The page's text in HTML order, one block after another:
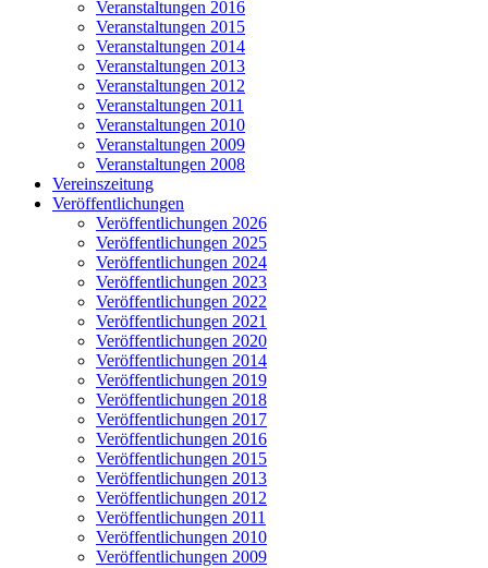
Veranstaltungen 2016
Veranstaltungen 2015
Veranstaltungen 2014
Veranstaltungen 2013
Veranstaltungen 2012
Veranstaltungen 2011
Veranstaltungen 2010
Veranstaltungen 2009
Veranstaltungen 2008
Vereinszeitung
Veröffentlichungen
Veröffentlichungen 2026
Veröffentlichungen 2025
Veröffentlichungen 2024
Veröffentlichungen 2023
Veröffentlichungen 2022
Veröffentlichungen 2021
Veröffentlichungen 2020
Veröffentlichungen 2014
Veröffentlichungen 2019
Veröffentlichungen 2018
Veröffentlichungen 2017
Veröffentlichungen 2016
Veröffentlichungen 2015
Veröffentlichungen 2013
Veröffentlichungen 2012
Veröffentlichungen 2011
Veröffentlichungen 2010
Veröffentlichungen 2009